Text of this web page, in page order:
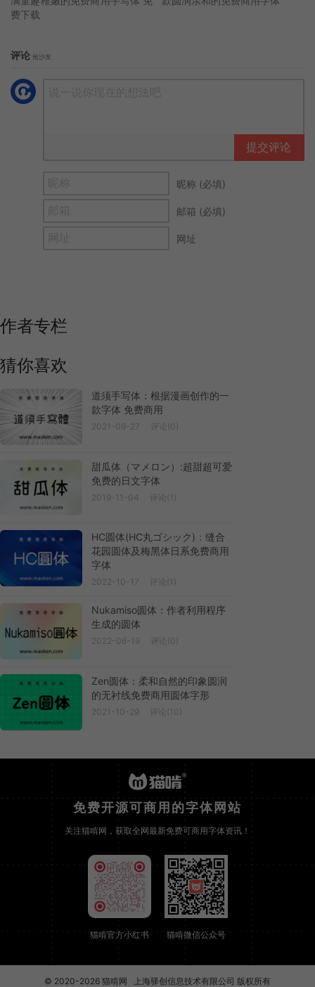
费下载
评论 抢沙发
提交评论
昵称 (必填)
邮箱 (必填)
网址
作者专栏
猜你喜欢
道须手写体：根据漫画创作的一
款字体 免费商用
2021-09-27 评论(0)
甜瓜体（マメロン）:超甜超可爱
免费的日文字体
2019-11-04 评论(1)
HC圆体(HC丸ゴシック)：缝合
花园圆体及梅黑体日系免费商用
字体
2022-10-17 评论(1)
Nukamiso圆体：作者利用程序
生成的圆体
2022-06-19 评论(0)
Zen圆体：柔和自然的印象圆润
的无衬线免费商用圆体字形
2021-10-29 评论(10)
免费开源可商用的字体网站
关注猫啃网，获取全网最新免费可商用字体资讯！
猫啃官方小红书 猫啃微信公众号
© 2020-2026 猫啃网 上海驿创信息技术有限公司 版权所有